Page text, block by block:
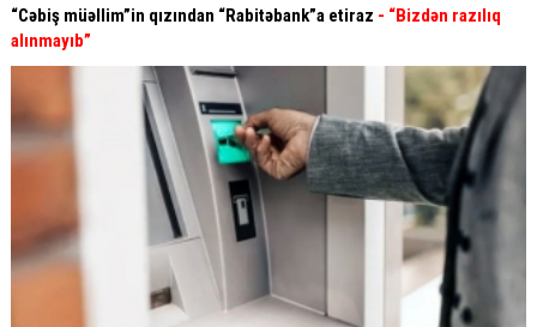
“Cəbiş müəllim”in qızından “Rabitəbank”a etiraz - “Bizdən razılıq
alınmayıb”